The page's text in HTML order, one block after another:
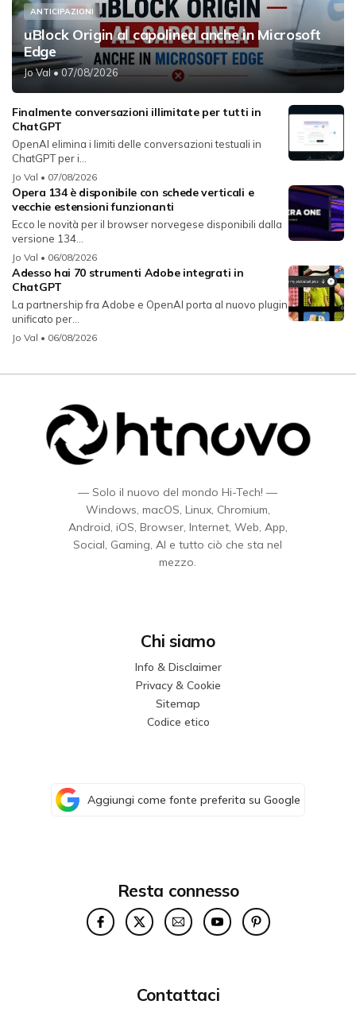
ANTICIPAZIONI
uBlock Origin al capolinea anche in Microsoft
Edge
Jo Val• 07/08/2026
Finalmente conversazioni illimitate per tutti in
ChatGPT
OpenAI elimina i limiti delle conversazioni testuali in
ChatGPT per i...
Jo Val • 07/08/2026
Opera 134 è disponibile con schede verticali e
vecchie estensioni funzionanti
Ecco le novità per il browser norvegese disponibili dalla
versione 134...
Jo Val • 06/08/2026
Adesso hai 70 strumenti Adobe integrati in
ChatGPT
La partnership fra Adobe e OpenAI porta al nuovo plugin
unificato per...
Jo Val • 06/08/2026
— Solo il nuovo del mondo Hi-Tech! —
Windows, macOS, Linux, Chromium,
Android, iOS, Browser, Internet, Web, App,
Social, Gaming, AI e tutto ciò che sta nel
mezzo.
Chi siamo
Info & Disclaimer
Privacy & Cookie
Sitemap
Codice etico
Aggiungi come fonte preferita su Google
Resta connesso
Contattaci